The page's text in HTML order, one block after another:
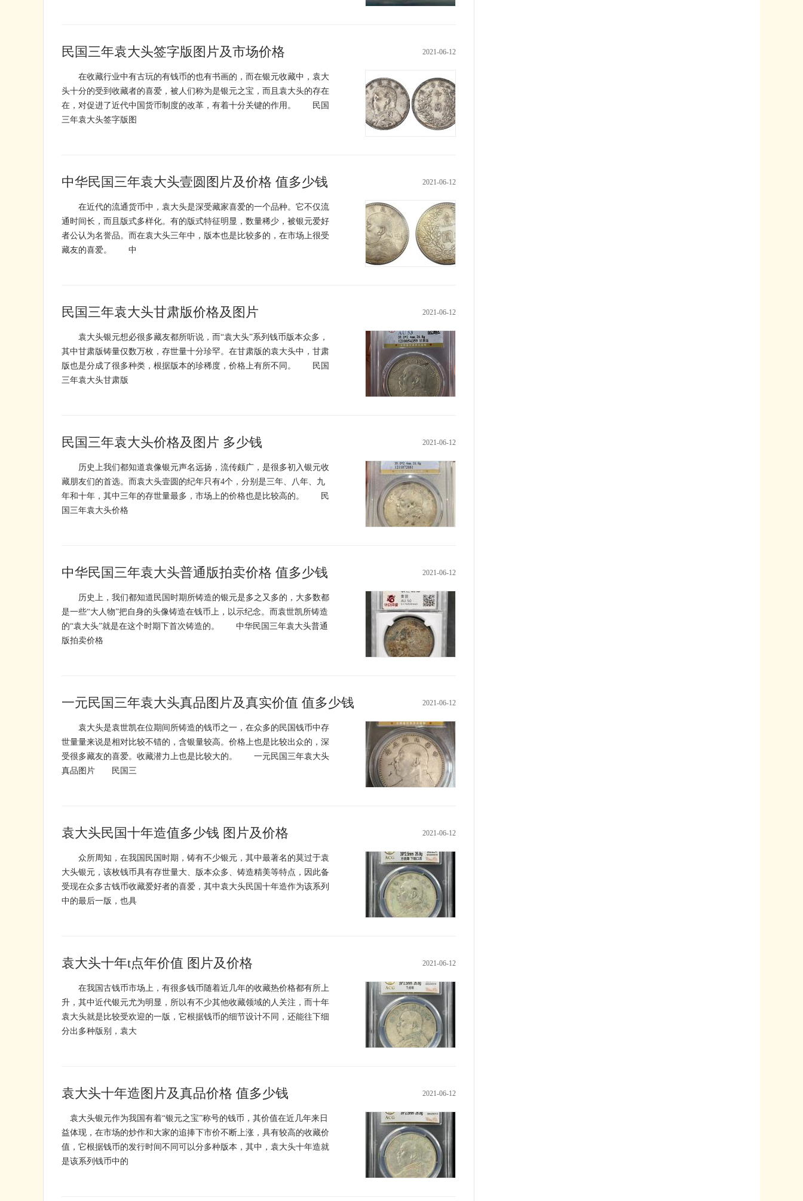
民国三年袁大头签字版图片及市场价格 2021-06-12
在收藏行业中有古玩的有钱币的也有书画的，而在银元收藏中，袁大
头十分的受到收藏者的喜爱，被人们称为是银元之宝，而且袁大头的存在
在，对促进了近代中国货币制度的改革，有着十分关键的作用。 民国
三年袁大头签字版图
中华民国三年袁大头壹圆图片及价格 值多少钱 2021-06-12
在近代的流通货币中，袁大头是深受藏家喜爱的一个品种。它不仅流
通时间长，而且版式多样化。有的版式特征明显，数量稀少，被银元爱好
者公认为名誉品。而在袁大头三年中，版本也是比较多的，在市场上很受
藏友的喜爱。 中
民国三年袁大头甘肃版价格及图片 2021-06-12
袁大头银元想必很多藏友都所听说，而“袁大头”系列钱币版本众多，
其中甘肃版铸量仅数万枚，存世量十分珍罕。在甘肃版的袁大头中，甘肃
版也是分成了很多种类，根据版本的珍稀度，价格上有所不同。 民国
三年袁大头甘肃版
民国三年袁大头价格及图片 多少钱 2021-06-12
历史上我们都知道袁像银元声名远扬，流传颇广，是很多初入银元收
藏朋友们的首选。而袁大头壹圆的纪年只有4个，分别是三年、八年、九
年和十年，其中三年的存世量最多，市场上的价格也是比较高的。 民
国三年袁大头价格
中华民国三年袁大头普通版拍卖价格 值多少钱 2021-06-12
历史上，我们都知道民国时期所铸造的银元是多之又多的，大多数都
是一些“大人物”把自身的头像铸造在钱币上，以示纪念。而袁世凯所铸造
的“袁大头”就是在这个时期下首次铸造的。 中华民国三年袁大头普通
版拍卖价格
一元民国三年袁大头真品图片及真实价值 值多少钱 2021-06-12
袁大头是袁世凯在位期间所铸造的钱币之一，在众多的民国钱币中存
世量量来说是相对比较不错的，含银量较高。价格上也是比较出众的，深
受很多藏友的喜爱。收藏潜力上也是比较大的。 一元民国三年袁大头
真品图片 民国三
袁大头民国十年造值多少钱 图片及价格 2021-06-12
众所周知，在我国民国时期，铸有不少银元，其中最著名的莫过于袁
大头银元，该枚钱币具有存世量大、版本众多、铸造精美等特点，因此备
受现在众多古钱币收藏爱好者的喜爱，其中袁大头民国十年造作为该系列
中的最后一版，也具
袁大头十年t点年价值 图片及价格 2021-06-12
在我国古钱币市场上，有很多钱币随着近几年的收藏热价格都有所上
升，其中近代银元尤为明显，所以有不少其他收藏领域的人关注，而十年
袁大头就是比较受欢迎的一版，它根据钱币的细节设计不同，还能往下细
分出多种版别，袁大
袁大头十年造图片及真品价格 值多少钱 2021-06-12
袁大头银元作为我国有着“银元之宝”称号的钱币，其价值在近几年来日
益体现，在市场的炒作和大家的追捧下市价不断上涨，具有较高的收藏价
值，它根据钱币的发行时间不同可以分多种版本，其中，袁大头十年造就
是该系列钱币中的